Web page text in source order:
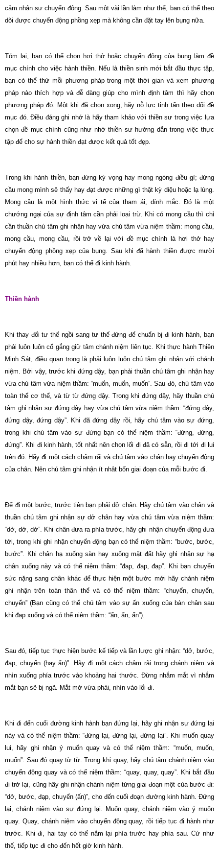
cảm nhận sự chuyển động. Sau một vài lần làm như thế, bạn có thể theo
dõi được chuyển động phồng xẹp mà không cần đặt tay lên bụng nữa.
Tóm lại, bạn có thể chọn hơi thở hoặc chuyển động của bụng làm đề
mục chính cho việc hành thiền. Nếu là thiền sinh mới bắt đầu thực tập,
bạn có thể thử mỗi phương pháp trong một thời gian và xem phương
pháp nào thích hợp và đễ dàng giúp cho mình định tâm thì hãy chọn
phương pháp đó. Một khi đã chọn xong, hãy nỗ lực tinh tấn theo dõi đề
mục đó. Ðiều đáng ghi nhớ là hãy tham khảo với thiền sư trong việc lựa
chọn đề mục chính cũng như nhờ thiền sư hướng dẫn trong việc thực
tập để cho sự hành thiền đạt được kết quả tốt đẹp.
Trong khi hành thiền, bạn đừng kỳ vọng hay mong ngóng điều gì; đừng
cầu mong mình sẽ thấy hay đạt được những gì thật kỳ diệu hoặc lạ lùng.
Mong cầu là một hình thức vi tế của tham ái, dính mắc. Ðó là một
chướng ngại của sự định tâm cần phải loại trừ. Khi có mong cầu thì chỉ
cần thuần chú tâm ghi nhận hay vừa chú tâm vừa niệm thầm: mong cầu,
mong cầu, mong cầu, rồi trở về lại với đề mục chính là hơi thở hay
chuyển động phồng xẹp của bụng. Sau khi đã hành thiền được mười
phút hay nhiều hơn, bạn có thể đi kinh hành.
Thiền hành
Khi thay đổi tư thế ngồi sang tư thế đứng để chuẩn bị đi kinh hành, bạn
phải luôn luôn cố gắng giữ tâm chánh niệm liên tục. Khi thực hành Thiền
Minh Sát, điều quan trọng là phải luôn luôn chú tâm ghi nhận với chánh
niệm. Bởi vậy, trước khi đứng dậy, bạn phải thuần chú tâm ghi nhận hay
vừa chú tâm vừa niệm thầm: “muốn, muốn, muốn”. Sau đó, chú tâm vào
toàn thể cơ thể, và từ từ đứng dậy. Trong khi đứng dậy, hãy thuần chú
tâm ghi nhận sự đứng dậy hay vừa chú tâm vừa niệm thầm: “đứng dậy,
đứng dậy, đứng dậy”. Khi đã đứng dậy rồi, hãy chú tâm vào sự đứng,
trong khi chú tâm vào sự đứng bạn có thể niệm thầm: “đứng, đứng,
đứng”. Khi đi kinh hành, tốt nhất nên chọn lối đi đã có sẵn, rồi đi tới đi lui
trên đó. Hãy đi một cách chậm rãi và chú tâm vào chân hay chuyển động
của chân. Nên chú tâm ghi nhận ít nhât bốn giai đoạn của mỗi bước đi.
Ðể đi một bước, trước tiên bạn phải dở chân. Hãy chú tâm vào chân và
thuần chú tâm ghi nhận sự dở chân hay vừa chú tâm vừa niệm thầm:
“dở, dở, dở”. Khi chân đưa ra phía trước, hãy ghi nhận chuyển động đưa
tới, trong khi ghi nhận chuyển động bạn có thể niệm thầm: “bước, bước,
bước”. Khi chân hạ xuống sàn hay xuống mặt đất hãy ghi nhận sự hạ
chân xuống này và có thể niệm thầm: “đạp, đạp, đạp”. Khi bạn chuyển
sức nặng sang chân khác để thực hiện một bước mới hãy chánh niệm
ghi nhận trên toàn thân thể và có thể niệm thầm: “chuyển, chuyển,
chuyển” (Bạn cũng có thể chú tâm vào sự ấn xuống của bàn chân sau
khi đạp xuống và có thể niệm thầm: “ấn, ấn, ấn”).
Sau đó, tiếp tục thực hiện bước kế tiếp và lần lược ghi nhận: “dở, bước,
đạp, chuyển (hay ấn)”. Hãy đi một cách chậm rãi trong chánh niệm và
nhìn xuống phía trước vào khoảng hai thước. Ðừng nhắm mắt vì nhắm
mắt bạn sẽ bị ngã. Mắt mở vừa phải, nhìn vào lối đi.
Khi đi đến cuối đường kinh hành bạn đứng lại, hãy ghi nhận sự đứng lại
này và có thể niệm thầm: “đứng lại, đứng lại, đứng lại”. Khi muốn quay
lui, hãy ghi nhận ý muốn quay và có thể niệm thầm: “muốn, muốn,
muốn”. Sau đó quay từ từ. Trong khi quay, hãy chú tâm chánh niệm vào
chuyển động quay và có thể niệm thầm: “quay, quay, quay”. Khi bắt đầu
đi trở lại, cũng hãy ghi nhận chánh niệm từng giai đoạn một của bước đi:
“dở, bước, đạp, chuyển (ấn)”, cho đến cuối đoạn đường kinh hành. Ðứng
lại, chánh niệm vào sự đứng lại. Muốn quay, chánh niệm vào ý muốn
quay. Quay, chánh niệm vào chuyển động quay, rồi tiếp tục đi hành như
trước. Khi đi, hai tay có thể nắm lại phía trước hay phía sau. Cứ như
thế, tiếp tục đi cho đến hết giờ kinh hành.